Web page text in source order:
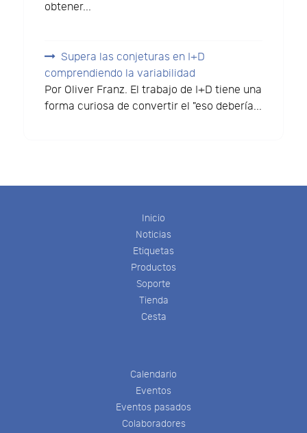
obtener...
Supera las conjeturas en I+D
comprendiendo la variabilidad
Por Oliver Franz. El trabajo de I+D tiene una
forma curiosa de convertir el "eso debería...
Inicio
Noticias
Etiquetas
Productos
Soporte
Tienda
Cesta
Calendario
Eventos
Eventos pasados
Colaboradores